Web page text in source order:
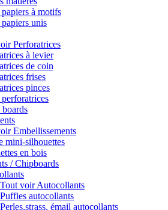
papiers à motifs
papiers unis
Perforatrices
à levier
de coin
frises
pinces
perforatrices
Embellissements
mini-silhouettes
en bois
/ Chipboards
Tout voir Autocollants
Puffies autocollants
Perles,strass, émail autocollants